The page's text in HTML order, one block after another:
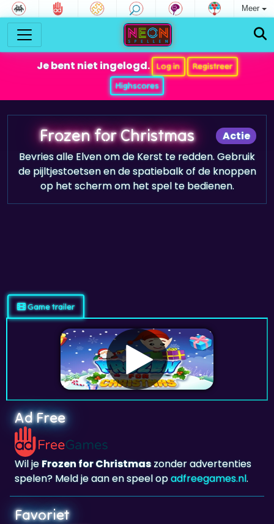
Meer
Je bent niet ingelogd. Log in
Registreer
Highscores
Actie
Frozen for Christmas
Bevries alle Elven om de Kerst te redden. Gebruik
de pijltjestoetsen en de spatiebalk of de knoppen
op het scherm om het spel te bedienen.
Ad Free
Wil je Frozen for Christmas
spelen? Meld je aan en speel op
Favoriet
Favoriet